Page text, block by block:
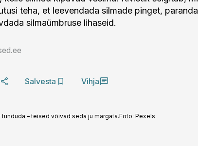
teha, et leevendada silmade pinget,
silmaümbruse lihaseid.
Salvesta Vihja
– teised võivad seda ju märgata.Foto: Pexels